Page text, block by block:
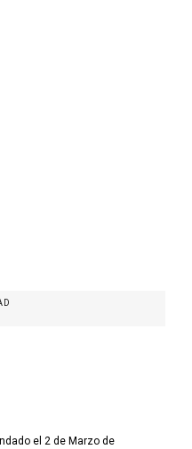
el 2 de Marzo de